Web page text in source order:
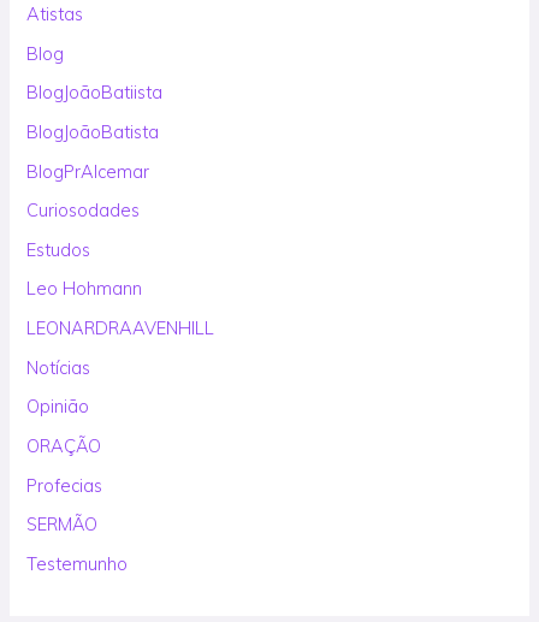
Atistas
Blog
BlogJoãoBatiista
BlogJoãoBatista
BlogPrAlcemar
Curiosodades
Estudos
Leo Hohmann
LEONARDRAAVENHILL
Notícias
Opinião
ORAÇÃO
Profecias
SERMÃO
Testemunho